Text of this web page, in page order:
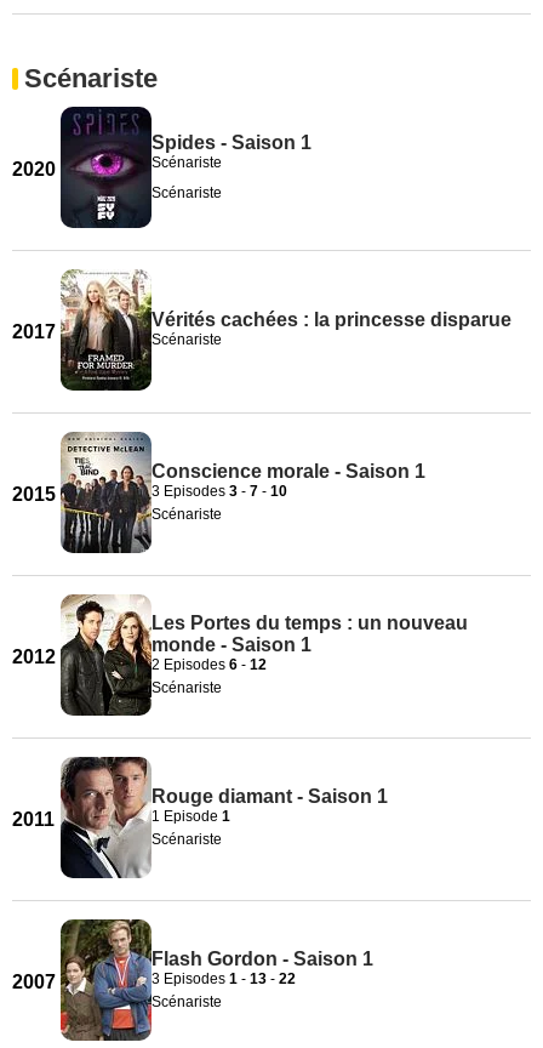
Scénariste
2020
Spides - Saison 1
Scénariste
Scénariste
2017
Vérités cachées : la princesse disparue
Scénariste
2015
Conscience morale - Saison 1
3 Episodes 3 - 7 - 10
Scénariste
2012
Les Portes du temps : un nouveau
monde - Saison 1
2 Episodes 6 - 12
Scénariste
2011
Rouge diamant - Saison 1
1 Episode 1
Scénariste
2007
Flash Gordon - Saison 1
3 Episodes 1 - 13 - 22
Scénariste